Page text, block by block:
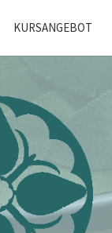
KURSANGEBOT